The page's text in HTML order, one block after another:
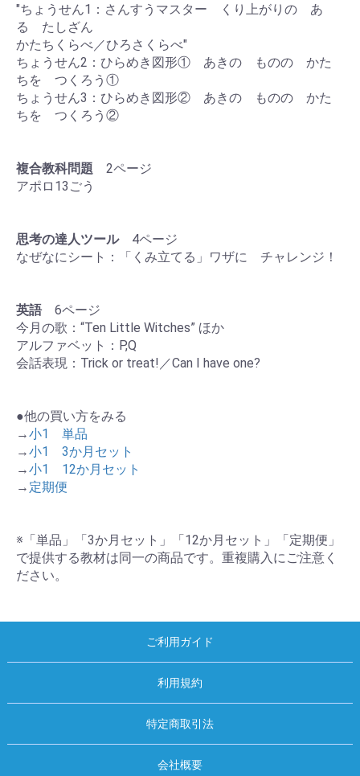
"ちょうせん1：さんすうマスター くり上がりの あ
る たしざん
かたちくらべ／ひろさくらべ"
ちょうせん2：ひらめき図形① あきの ものの かた
ちを つくろう①
ちょうせん3：ひらめき図形② あきの ものの かた
ちを つくろう②
複合教科問題 2ページ
アポロ13ごう
思考の達人ツール4ページ
なぜなにシート：「くみ立てる」ワザに チャレンジ！
英語6ページ
今月の歌：“Ten Little Witches” ほか
アルファベット：P,Q
会話表現：Trick or treat!／Can I have one?
●他の買い方をみる
→小1 単品
→小1 3か月セット
→小1 12か月セット
→ 定期便
※「単品」「3か月セット」「12か月セット」「定期便」
で提供する教材は同一の商品です。重複購入にご注意く
ださい。
ご利用ガイド
利用規約
特定商取引法
会社概要